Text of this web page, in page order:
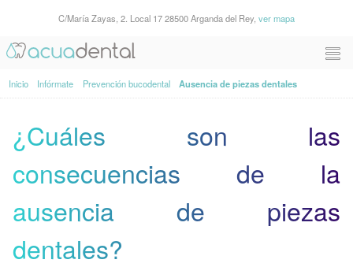
C/María Zayas, 2. Local 17 28500 Arganda del Rey, ver mapa
Inicio Infórmate Prevención bucodental Ausencia de piezas dentales
¿Cuáles son las
consecuencias de la
ausencia de piezas
dentales?